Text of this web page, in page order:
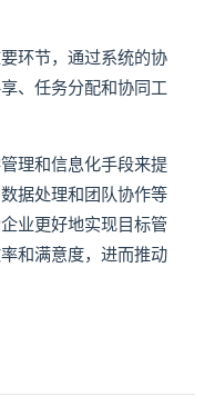
环节，通过系统的协
、任务分配和协同工
理和信息化手段来提
据处理和团队协作等
业更好地实现目标管
和满意度，进而推动